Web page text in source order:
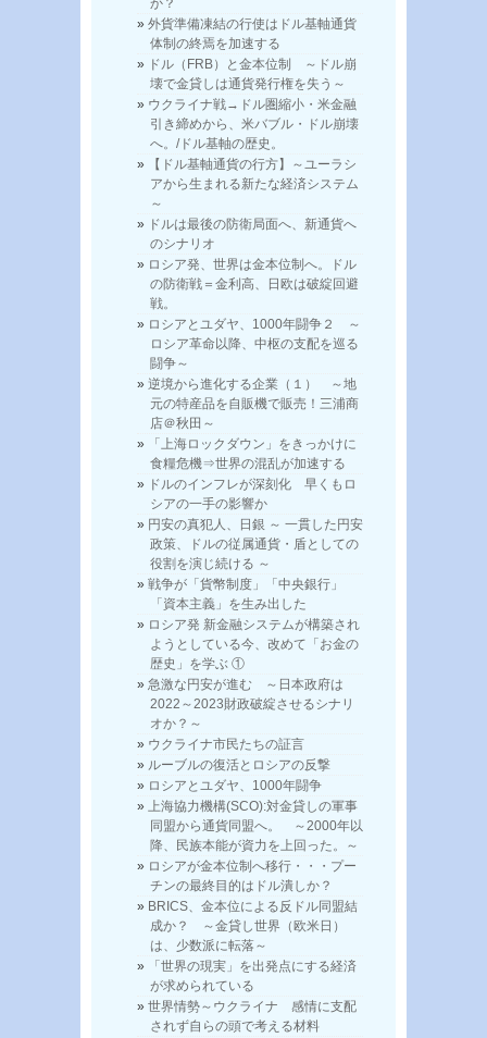
か？
外貨準備凍結の行使はドル基軸通貨
体制の終焉を加速する
ドル（FRB）と金本位制 ～ドル崩
壊で金貸しは通貨発行権を失う～
ウクライナ戦→ドル圏縮小・米金融
引き締めから、米バブル・ドル崩壊
へ。/ドル基軸の歴史。
【ドル基軸通貨の行方】～ユーラシ
アから生まれる新たな経済システム
～
ドルは最後の防衛局面へ、新通貨へ
のシナリオ
ロシア発、世界は金本位制へ。ドル
の防衛戦＝金利高、日欧は破綻回避
戦。
ロシアとユダヤ、1000年闘争２ ～
ロシア革命以降、中枢の支配を巡る
闘争～
逆境から進化する企業（１） ～地
元の特産品を自販機で販売！三浦商
店＠秋田～
「上海ロックダウン」をきっかけに
食糧危機⇒世界の混乱が加速する
ドルのインフレが深刻化 早くもロ
シアの一手の影響か
円安の真犯人、日銀 ～ 一貫した円安
政策、ドルの従属通貨・盾としての
役割を演じ続ける ～
戦争が「貨幣制度」「中央銀行」
「資本主義」を生み出した
ロシア発 新金融システムが構築され
ようとしている今、改めて「お金の
歴史」を学ぶ ①
急激な円安が進む ～日本政府は
2022～2023財政破綻させるシナリ
オか？～
ウクライナ市民たちの証言
ルーブルの復活とロシアの反撃
ロシアとユダヤ、1000年闘争
上海協力機構(SCO):対金貸しの軍事
同盟から通貨同盟へ。 ～2000年以
降、民族本能が資力を上回った。～
ロシアが金本位制へ移行・・・プー
チンの最終目的はドル潰しか？
BRICS、金本位による反ドル同盟結
成か？ ～金貸し世界（欧米日）
は、少数派に転落～
「世界の現実」を出発点にする経済
が求められている
世界情勢～ウクライナ 感情に支配
されず自らの頭で考える材料